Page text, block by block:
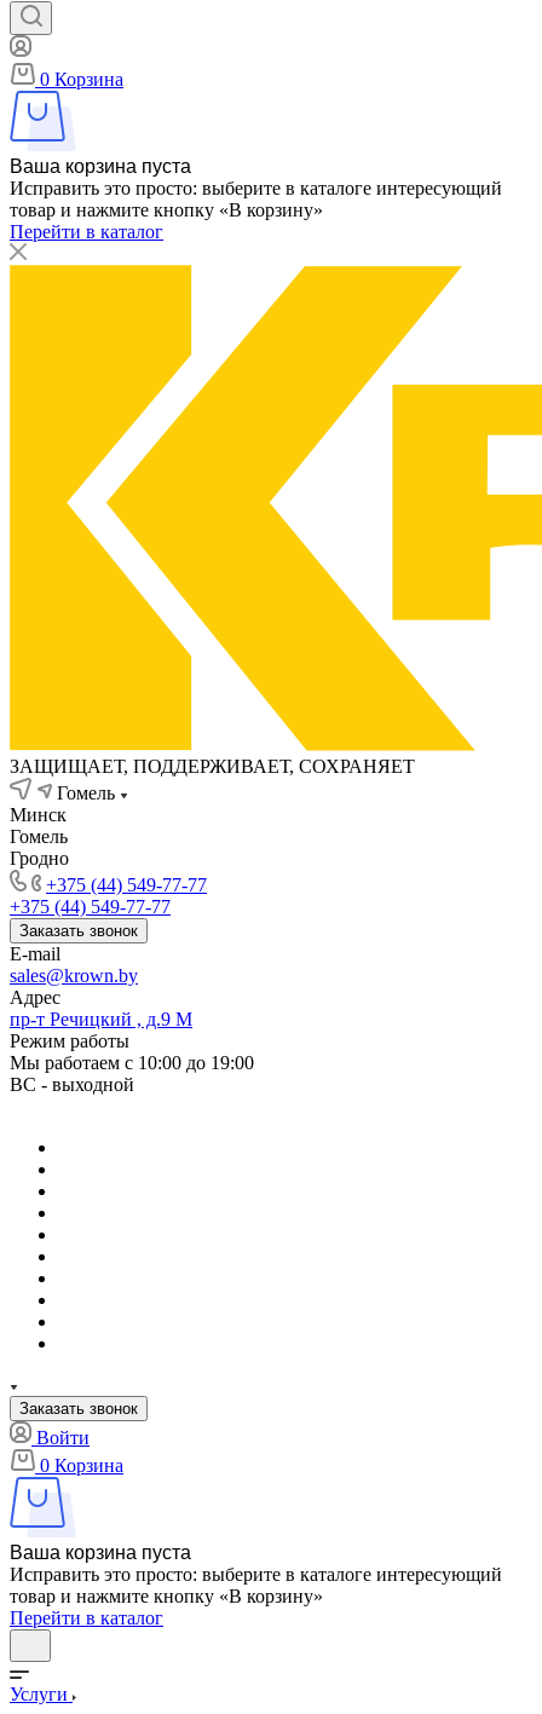
0 Корзина
Ваша корзина пуста
Исправить это просто: выберите в каталоге интересующий
товар и нажмите кнопку «В корзину»
Перейти в каталог
ЗАЩИЩАЕТ, ПОДДЕРЖИВАЕТ, СОХРАНЯЕТ
Гомель
Минск
Гомель
Гродно
+375 (44) 549-77-77
+375 (44) 549-77-77
Заказать звонок
E-mail
sales@krown.by
Адрес
пр-т Речицкий , д.9 М
Режим работы
Мы работаем с 10:00 до 19:00
ВС - выходной
Заказать звонок
Войти
0 Корзина
Ваша корзина пуста
Исправить это просто: выберите в каталоге интересующий
товар и нажмите кнопку «В корзину»
Перейти в каталог
Услуги